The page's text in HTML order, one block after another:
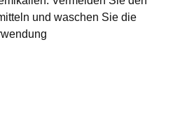
und waschen Sie die